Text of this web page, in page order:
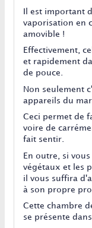
Il est important
vaporisation en
amovible !
Effectivement,
et rapidement
de pouce.
Non seulement
appareils du
Ceci permet de
voire de
fait sentir.
En outre, si
végétaux et les
il vous suffira
à son propre
Cette chambre
se présente